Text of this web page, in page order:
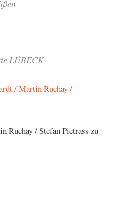
LÜBECK
Ruchay / Stefan Pietrass zu